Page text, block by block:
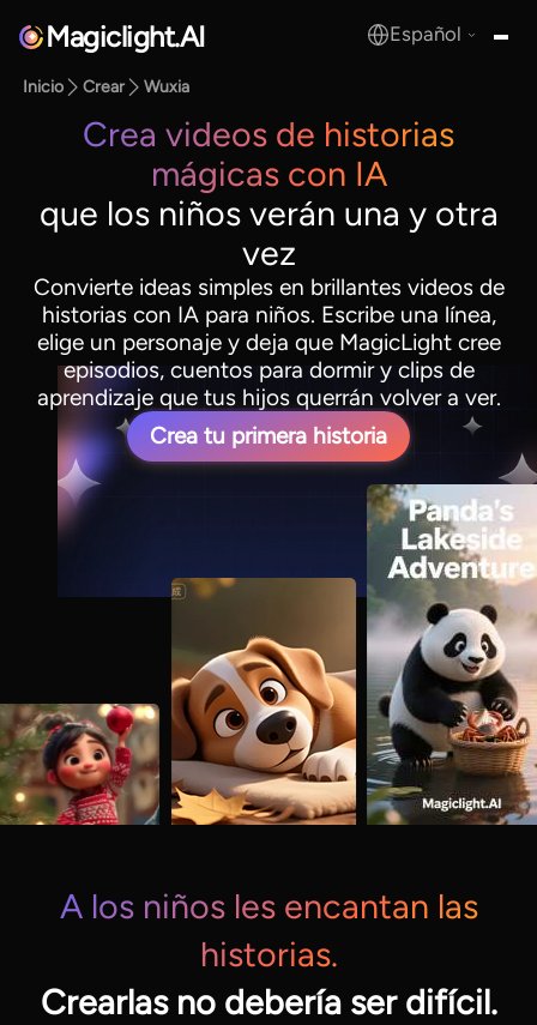
Magiclight.AI Español
Inicio Crear Wuxia
Crea videos de historias
mágicas con IA
que los niños verán una y otra
vez
Convierte ideas simples en brillantes videos de
historias con IA para niños. Escribe una línea,
elige un personaje y deja que MagicLight cree
episodios, cuentos para dormir y clips de
aprendizaje que tus hijos querrán volver a ver.
Crea tu primera historia
A los niños les encantan las
historias.
Crearlas no debería ser difícil.